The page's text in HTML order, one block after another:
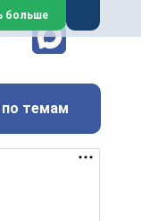
Перейти на сайт
больше
темам